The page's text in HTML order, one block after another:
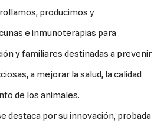
producimos y
e inmunoterapias para
y familiares destinadas a prevenir
a mejorar la salud, la calidad
de los animales.
destaca por su innovación, probada